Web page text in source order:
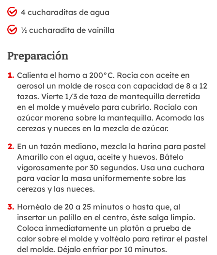
4 cucharaditas de agua
½ cucharadita de vainilla
Preparación
Calienta el horno a 200°C. Rocía con aceite en
aerosol un molde de rosca con capacidad de 8 a 12
tazas. Vierte 1/3 de taza de mantequilla derretida
en el molde y muévelo para cubrirlo. Rocíalo con
azúcar morena sobre la mantequilla. Acomoda las
cerezas y nueces en la mezcla de azúcar.
En un tazón mediano, mezcla la harina para pastel
Amarillo con el agua, aceite y huevos. Bátelo
vigorosamente por 30 segundos. Usa una cuchara
para vaciar la masa uniformemente sobre las
cerezas y las nueces.
Hornéalo de 20 a 25 minutos o hasta que, al
insertar un palillo en el centro, éste salga limpio.
Coloca inmediatamente un platón a prueba de
calor sobre el molde y voltéalo para retirar el pastel
del molde. Déjalo enfriar por 10 minutos.